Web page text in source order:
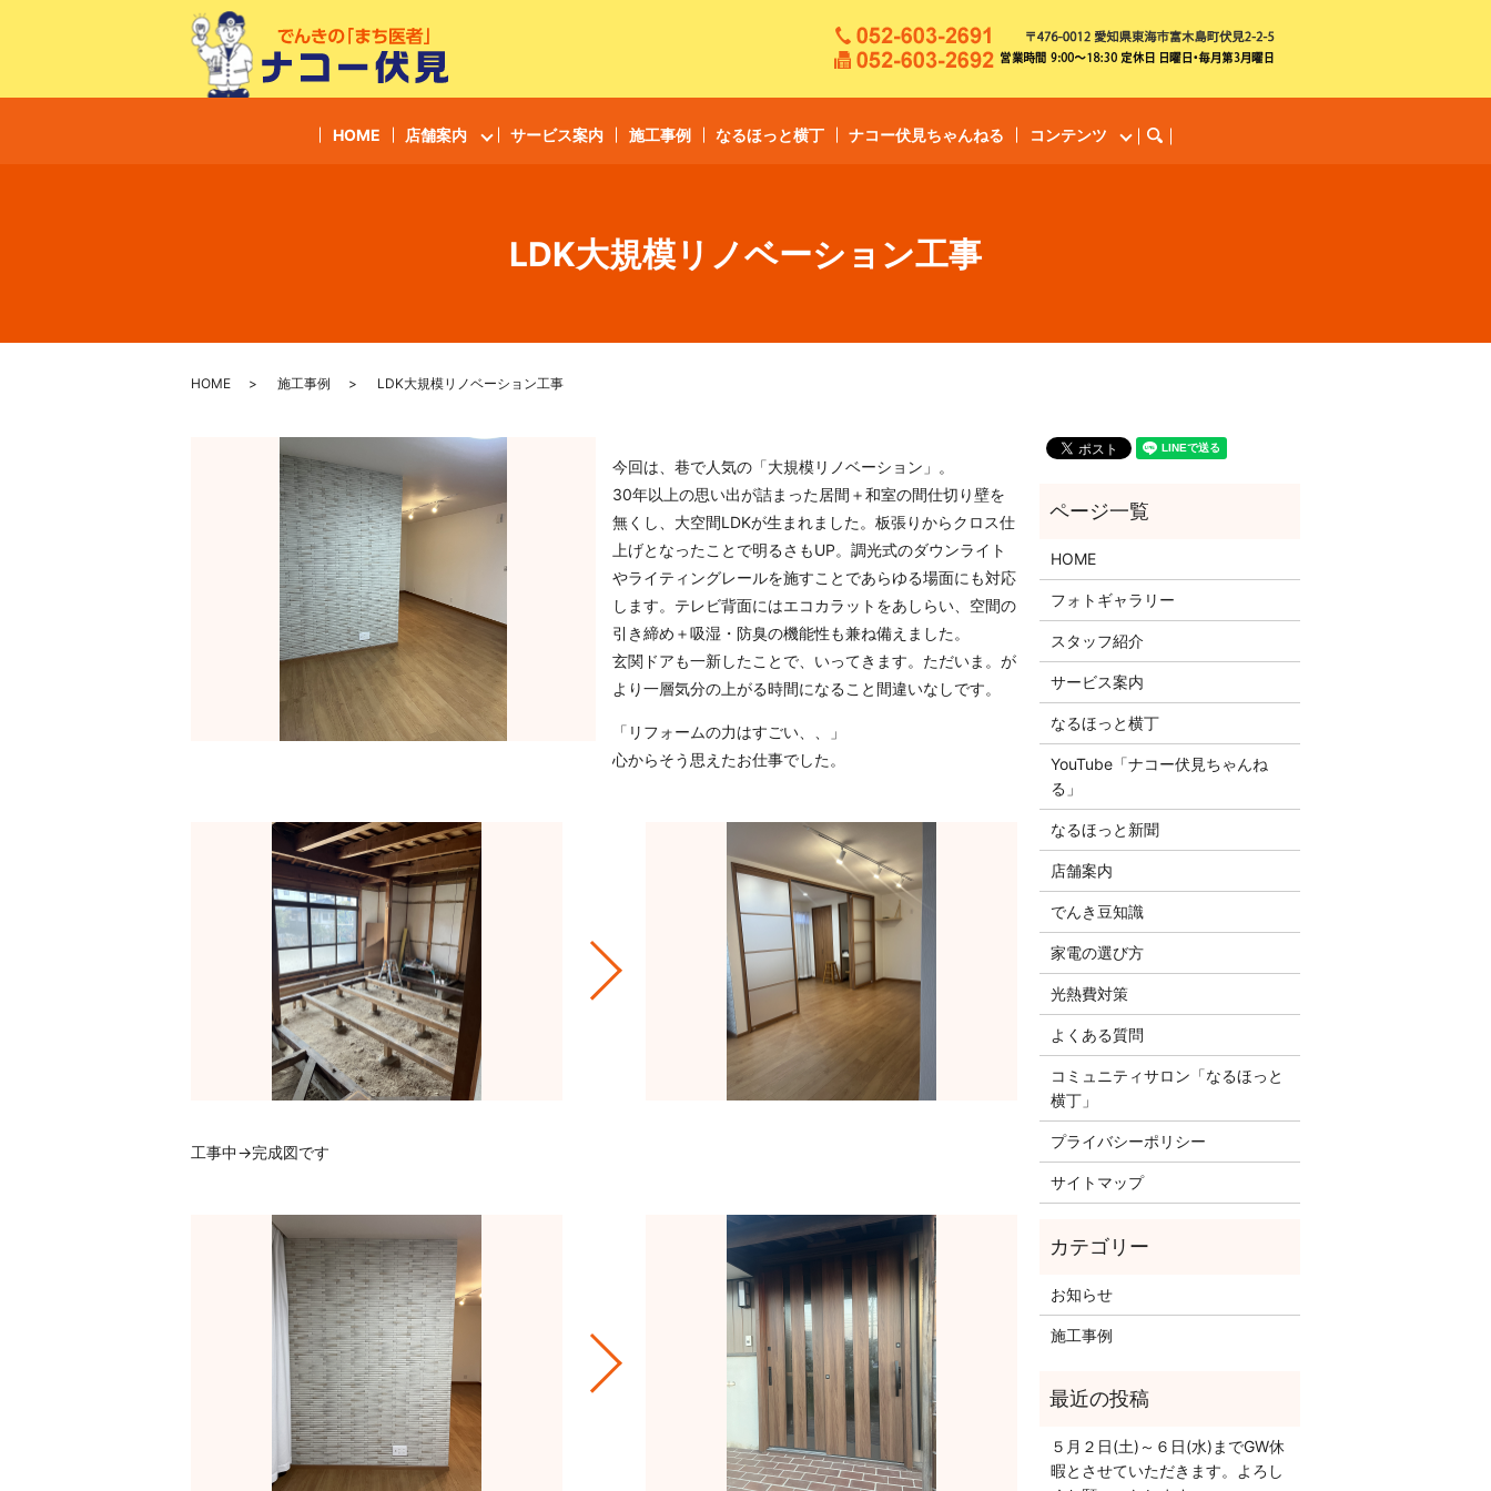
HOME 店舗案内 サービス案内 施工事例 なるほっと横丁 ナコー伏見ちゃんねる コンテンツ search
LDK大規模リノベーション工事
HOME 施工事例 LDK大規模リノベーション工事
今回は、巷で人気の「大規模リノベーション」。
30年以上の思い出が詰まった居間＋和室の間仕切り壁を
無くし、大空間LDKが生まれました。板張りからクロス仕
上げとなったことで明るさもUP。調光式のダウンライト
やライティングレールを施すことであらゆる場面にも対応
します。テレビ背面にはエコカラットをあしらい、空間の
引き締め＋吸湿・防臭の機能性も兼ね備えました。
玄関ドアも一新したことで、いってきます。ただいま。が
より一層気分の上がる時間になること間違いなしです。
「リフォームの力はすごい、、」
心からそう思えたお仕事でした。
工事中→完成図です
HOME
フォトギャラリー
スタッフ紹介
サービス案内
なるほっと横丁
YouTube「ナコー伏見ちゃんね
る」
なるほっと新聞
店舗案内
でんき豆知識
家電の選び方
光熱費対策
よくある質問
コミュニティサロン「なるほっと
横丁」
プライバシーポリシー
サイトマップ
お知らせ
施工事例
５月２日(土)～６日(水)までGW休
暇とさせていただきます。よろし